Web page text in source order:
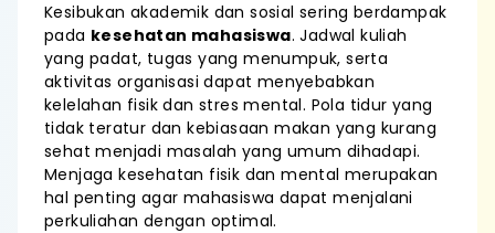
Kesibukan akademik dan sosial sering berdampak
pada kesehatan mahasiswa. Jadwal kuliah
yang padat, tugas yang menumpuk, serta
aktivitas organisasi dapat menyebabkan
kelelahan fisik dan stres mental. Pola tidur yang
tidak teratur dan kebiasaan makan yang kurang
sehat menjadi masalah yang umum dihadapi.
Menjaga kesehatan fisik dan mental merupakan
hal penting agar mahasiswa dapat menjalani
perkuliahan dengan optimal.